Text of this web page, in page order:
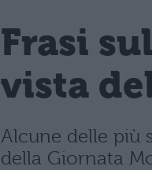
Frasi
vista
Alcune delle più
della Giornata